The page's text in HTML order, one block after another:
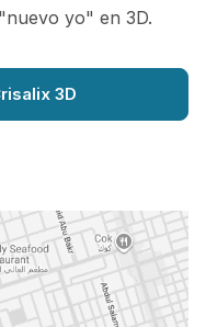
yo" en 3D.
3D